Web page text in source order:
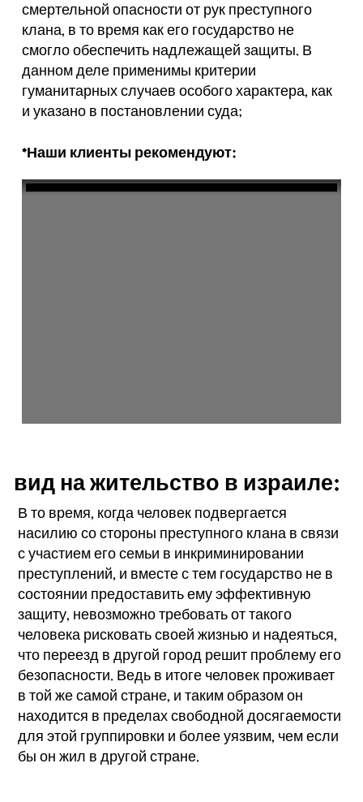
смертельной опасности от рук преступного
клана, в то время как его государство не
смогло обеспечить надлежащей защиты. В
данном деле применимы критерии
гуманитарных случаев особого характера, как
и указано в постановлении суда;
*Наши клиенты рекомендуют:
вид на жительство в израиле:
В то время, когда человек подвергается
насилию со стороны преступного клана в связи
с участием его семьи в инкриминировании
преступлений, и вместе с тем государство не в
состоянии предоставить ему эффективную
защиту, невозможно требовать от такого
человека рисковать своей жизнью и надеяться,
что переезд в другой город решит проблему его
безопасности. Ведь в итоге человек проживает
в той же самой стране, и таким образом он
находится в пределах свободной досягаемости
для этой группировки и более уязвим, чем если
бы он жил в другой стране.